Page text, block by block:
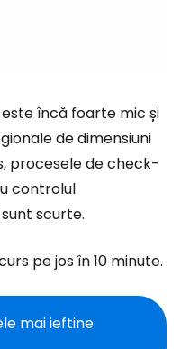
încă foarte mic și
de dimensiuni
procesele de check-
controlul
scurte.
pe jos în 10 minute.
mai ieftine